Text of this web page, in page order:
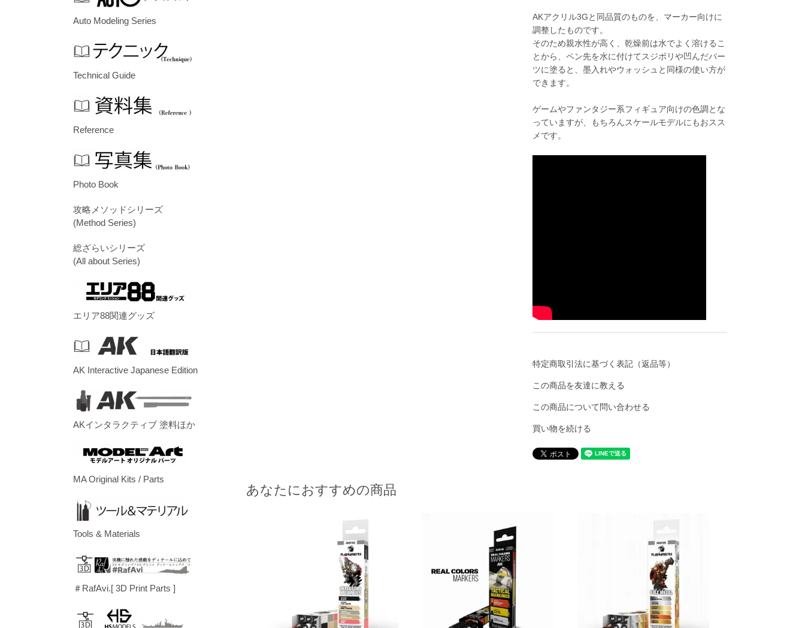
AKアクリル3Gと同品質のものを、マーカー向けに
調整したものです。
そのため親水性が高く、乾燥前は水でよく溶けるこ
とから、ペン先を水に付けてスジボリや凹んだパー
ツに塗ると、墨入れやウォッシュと同様の使い方が
できます。
ゲームやファンタジー系フィギュア向けの色調とな
っていますが、もちろんスケールモデルにもおスス
メです。
特定商取引法に基づく表記（返品等）
この商品を友達に教える
この商品について問い合わせる
買い物を続ける
あなたにおすすめの商品
Auto Modeling Series
Technical Guide
Reference
Photo Book
攻略メソッドシリーズ
(Method Series)
総ざらいシリーズ
(All about Series)
エリア88関連グッズ
AK Interactive Japanese Edition
AKインタラクティブ 塗料ほか
MA Original Kits / Parts
Tools & Materials
＃RafAvi.[ 3D Print Parts ]